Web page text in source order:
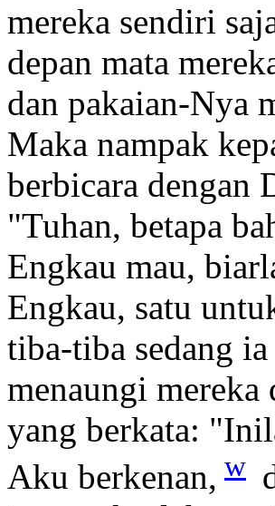
mereka sendiri
depan mata
dan pakaian-Nya
Maka nampak
berbicara dengan
"Tuhan, betapa
Engkau mau,
Engkau, satu
tiba-tiba sedang
menaungi mereka
yang berkata:
Aku berkenan, w